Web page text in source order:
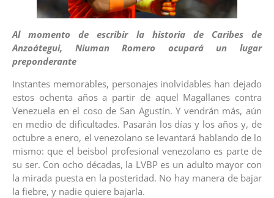
Al momento de escribir la historia de Caribes de
Anzoátegui, Niuman Romero ocupará un lugar
preponderante
Instantes memorables, personajes inolvidables han dejado
estos ochenta años a partir de aquel Magallanes contra
Venezuela en el coso de San Agustín. Y vendrán más, aún
en medio de dificultades. Pasarán los días y los años y, de
octubre a enero, el venezolano se levantará hablando de lo
mismo: que el beisbol profesional venezolano es parte de
su ser. Con ocho décadas, la LVBP es un adulto mayor con
la mirada puesta en la posteridad. No hay manera de bajar
la fiebre, y nadie quiere bajarla.